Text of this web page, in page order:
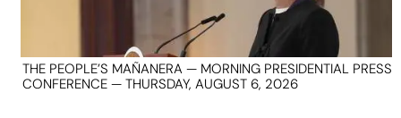
THE PEOPLE’S MAÑANERA — MORNING PRESIDENTIAL PRESS
CONFERENCE — THURSDAY, AUGUST 6, 2026